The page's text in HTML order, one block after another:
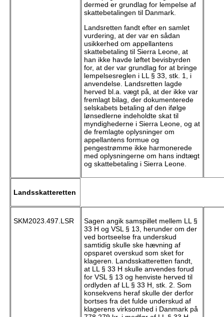
dermed er grundlag for lempelse af
skattebetalingen til Danmark.
Landsretten fandt efter en samlet
vurdering, at der var en sådan
usikkerhed om appellantens
skattebetaling til Sierra Leone, at
han ikke havde løftet bevisbyrden
for, at der var grundlag for at bringe
lempelsesreglen i LL § 33, stk. 1, i
anvendelse. Landsretten lagde
herved bl.a. vægt på, at der ikke var
fremlagt bilag, der dokumenterede
selskabets betaling af den ifølge
lønsedlerne indeholdte skat til
myndighederne i Sierra Leone, og at
de fremlagte oplysninger om
appellantens formue og
pengestrømme ikke harmonerede
med oplysningerne om hans indtægt
og skattebetaling i Sierra Leone.
Landsskatteretten
SKM2023.497.LSR
Sagen angik samspillet mellem LL §
33 H og VSL § 13, herunder om der
ved bortseelse fra underskud
samtidig skulle ske hævning af
opsparet overskud som sket for
klageren. Landsskatteretten fandt,
at LL § 33 H skulle anvendes forud
for VSL § 13 og henviste herved til
ordlyden af LL § 33 H, stk. 2. Som
konsekvens heraf skulle der derfor
bortses fra det fulde underskud af
klagerens virksomhed i Danmark på